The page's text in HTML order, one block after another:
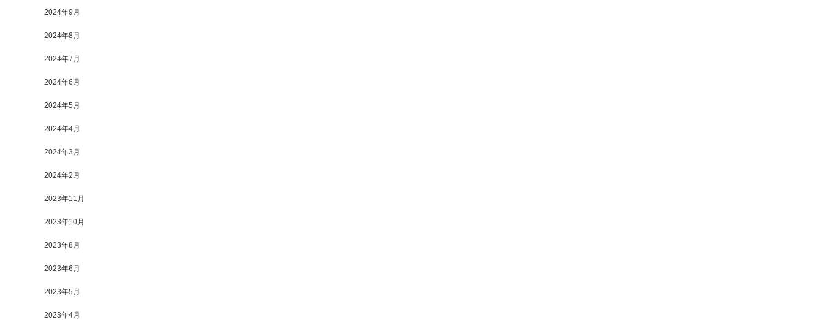
2024年9月
2024年8月
2024年7月
2024年6月
2024年5月
2024年4月
2024年3月
2024年2月
2023年11月
2023年10月
2023年8月
2023年6月
2023年5月
2023年4月